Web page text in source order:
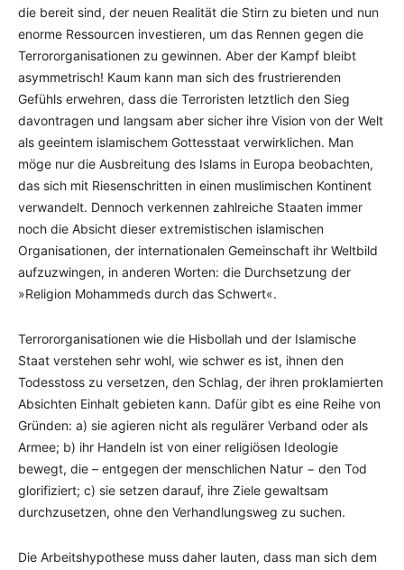
die bereit sind, der neuen Realität die Stirn zu bieten und nun
enorme Ressourcen investieren, um das Rennen gegen die
Terrororganisationen zu gewinnen. Aber der Kampf bleibt
asymmetrisch! Kaum kann man sich des frustrierenden
Gefühls erwehren, dass die Terroristen letztlich den Sieg
davontragen und langsam aber sicher ihre Vision von der Welt
als geeintem islamischem Gottesstaat verwirklichen. Man
möge nur die Ausbreitung des Islams in Europa beobachten,
das sich mit Riesenschritten in einen muslimischen Kontinent
verwandelt. Dennoch verkennen zahlreiche Staaten immer
noch die Absicht dieser extremistischen islamischen
Organisationen, der internationalen Gemeinschaft ihr Weltbild
aufzuzwingen, in anderen Worten: die Durchsetzung der
»Religion Mohammeds durch das Schwert«.
Terrororganisationen wie die Hisbollah und der Islamische
Staat verstehen sehr wohl, wie schwer es ist, ihnen den
Todesstoss zu versetzen, den Schlag, der ihren proklamierten
Absichten Einhalt gebieten kann. Dafür gibt es eine Reihe von
Gründen: a) sie agieren nicht als regulärer Verband oder als
Armee; b) ihr Handeln ist von einer religiösen Ideologie
bewegt, die – entgegen der menschlichen Natur − den Tod
glorifiziert; c) sie setzen darauf, ihre Ziele gewaltsam
durchzusetzen, ohne den Verhandlungsweg zu suchen.
Die Arbeitshypothese muss daher lauten, dass man sich dem